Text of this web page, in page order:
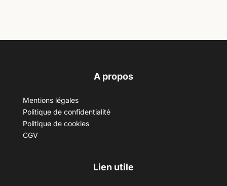
A propos
Mentions légales
Politique de confidentialité
Politique de cookies
CGV
Lien utile